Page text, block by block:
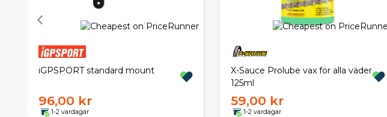
iGPSPORT standard mount
96,00 kr
1-2 vardagar
X-Sauce Prolube vax för alla väder
125ml
59,00 kr
1-2 vardagar